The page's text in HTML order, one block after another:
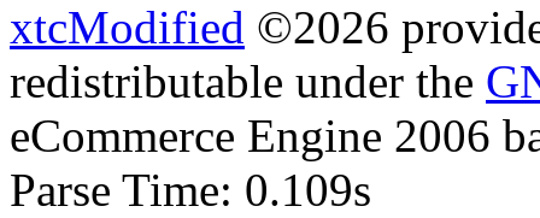
xtcModified ©2026
redistributable under the
eCommerce Engine 2006
Parse Time: 0.109s